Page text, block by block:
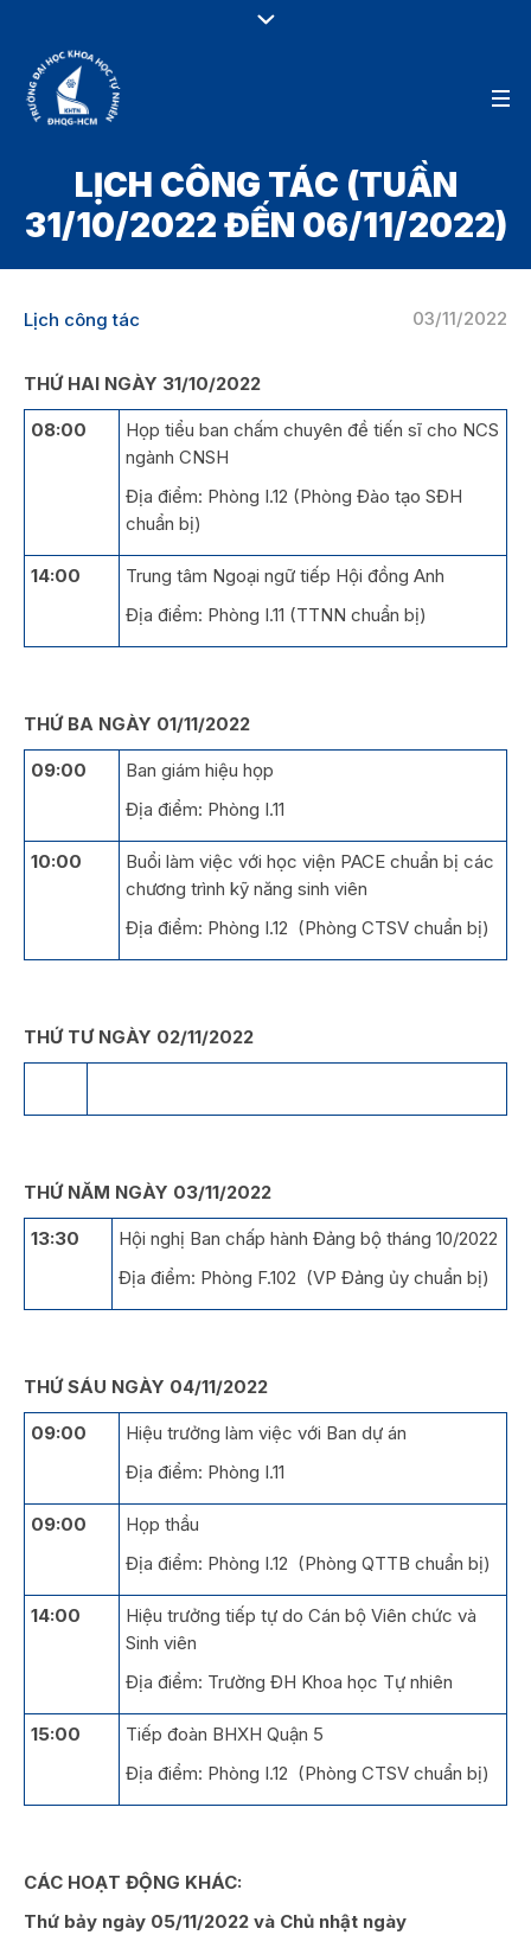
LỊCH CÔNG TÁC (TUẦN
31/10/2022 ĐẾN 06/11/2022)
03/11/2022
Lịch công tác
THỨ HAI NGÀY 31/10/2022
08:00
Họp tiểu ban chấm chuyên đề tiến sĩ cho NCS
ngành CNSH
Địa điểm: Phòng I.12 (Phòng Đào tạo SĐH
chuẩn bị)
14:00
Trung tâm Ngoại ngữ tiếp Hội đồng Anh
Địa điểm: Phòng I.11 (TTNN chuẩn bị)
THỨ BA NGÀY 01/11/2022
09:00
Ban giám hiệu họp
Địa điểm: Phòng I.11
10:00
Buổi làm việc với học viện PACE chuẩn bị các
chương trình kỹ năng sinh viên
Địa điểm: Phòng I.12 (Phòng CTSV chuẩn bị)
THỨ TƯ NGÀY 02/11/2022
THỨ NĂM NGÀY 03/11/2022
13:30
Hội nghị Ban chấp hành Đảng bộ tháng 10/2022
Địa điểm: Phòng F.102 (VP Đảng ủy chuẩn bị)
THỨ SÁU NGÀY 04/11/2022
09:00
Hiệu trưởng làm việc với Ban dự án
Địa điểm: Phòng I.11
09:00
Họp thầu
Địa điểm: Phòng I.12 (Phòng QTTB chuẩn bị)
14:00
Hiệu trưởng tiếp tự do Cán bộ Viên chức và
Sinh viên
Địa điểm: Trường ĐH Khoa học Tự nhiên
15:00
Tiếp đoàn BHXH Quận 5
Địa điểm: Phòng I.12 (Phòng CTSV chuẩn bị)
CÁC HOẠT ĐỘNG KHÁC:
Thứ bảy ngày 05/11/2022 và Chủ nhật ngày